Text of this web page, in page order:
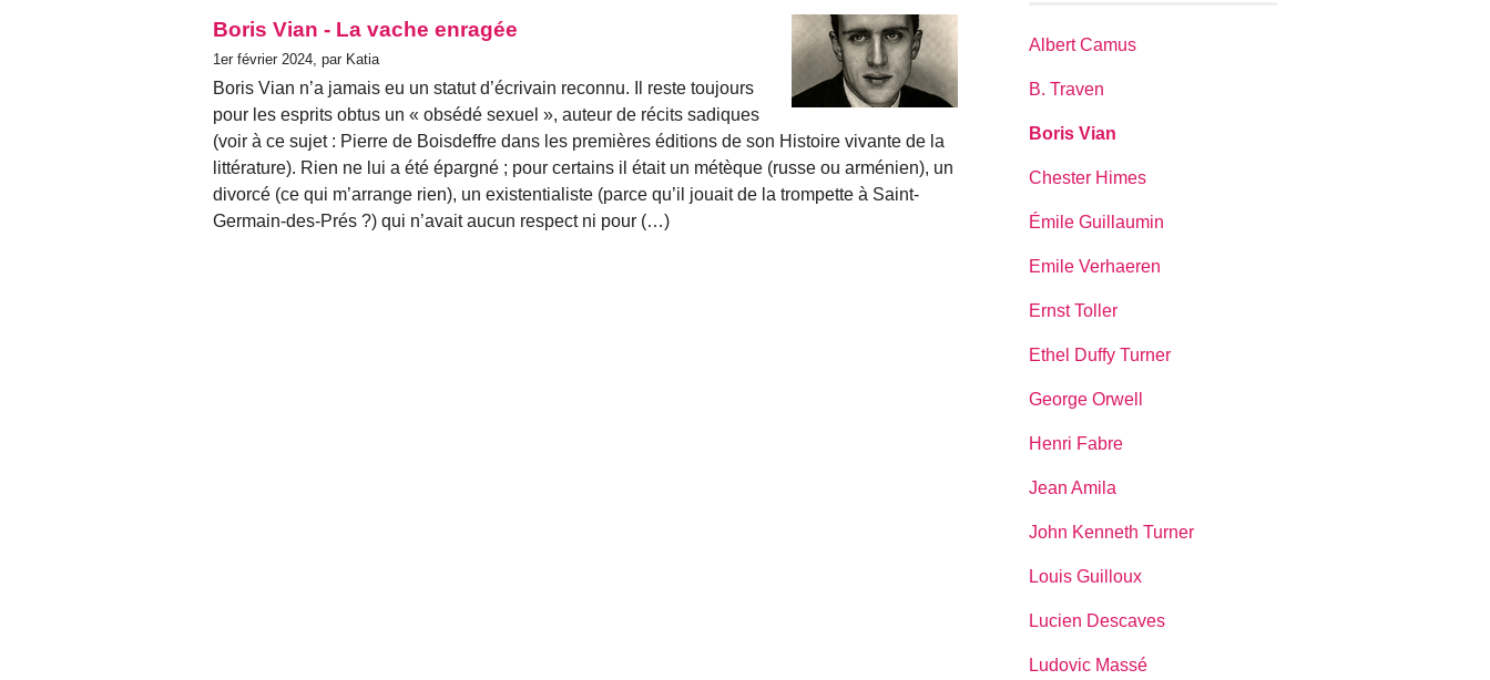
Boris Vian - La vache enragée
1er février 2024, par Katia
Boris Vian n’a jamais eu un statut d’écrivain reconnu. Il reste tou­jours
pour les esprits obtus un « obsédé sexuel », auteur de récits sa­diques
(voir à ce sujet : Pierre de Boisdeffre dans les premières éditions de son Histoire vivante de la
littérature). Rien ne lui a été épargné ; pour certains il était un métèque (russe ou arménien), un
divorcé (ce qui m’arran­ge rien), un existentialiste (parce qu’il jouait de la trompette à Saint-
Germain-des-Prés ?) qui n’avait aucun respect ni pour (…)
Albert Camus
B. Traven
Boris Vian
Chester Himes
Émile Guillaumin
Emile Verhaeren
Ernst Toller
Ethel Duffy Turner
George Orwell
Henri Fabre
Jean Amila
John Kenneth Turner
Louis Guilloux
Lucien Descaves
Ludovic Massé